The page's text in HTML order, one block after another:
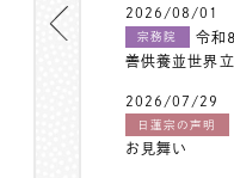
2026/08/01
宗務院
令和
善供養並世界
2026/07/29
日蓮宗の声明
お見舞い